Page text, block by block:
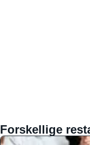
Forskellige